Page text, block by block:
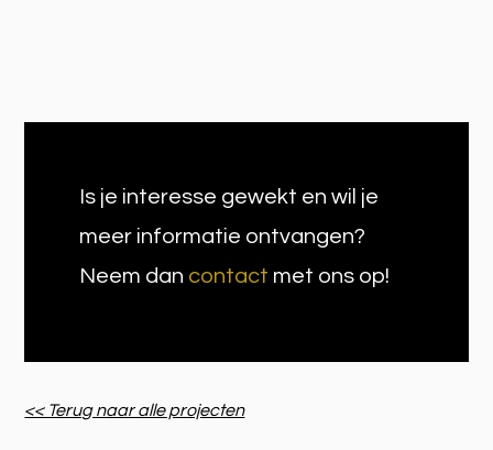
Is je interesse gewekt en wil je
meer informatie ontvangen?
Neem dan contact met ons op!
<< Terug naar alle projecten